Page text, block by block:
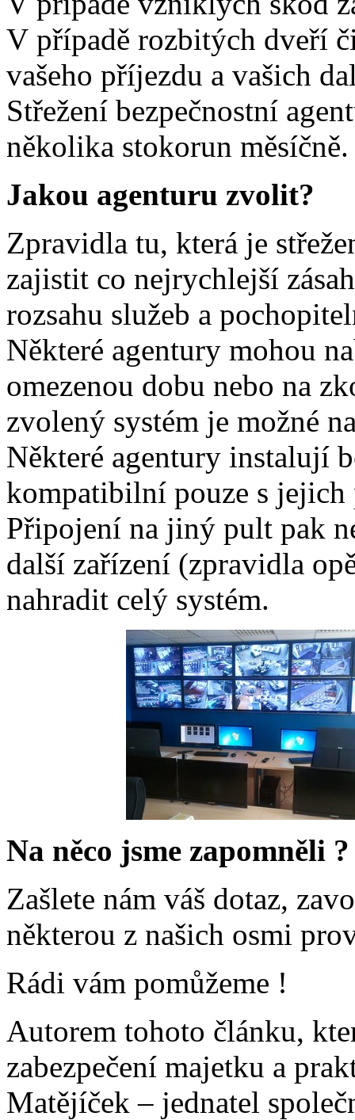
V případě rozbitých dveří
vašeho příjezdu a vašich
Střežení bezpečnostní
několika stokorun měsíčně.
Jakou agenturu zvolit?
Zpravidla tu, která je
zajistit co nejrychlejší
rozsahu služeb a
Některé agentury mohou
omezenou dobu nebo na
zvolený systém je možné
Některé agentury instalují
kompatibilní pouze s
Připojení na jiný pult pak
další zařízení (zpravidla
nahradit celý systém.
Na něco jsme zapomněli ?
Zašlete nám váš dotaz,
některou z našich osmi
Rádi vám pomůžeme !
Autorem tohoto článku,
zabezpečení majetku a
Matějíček – jednatel